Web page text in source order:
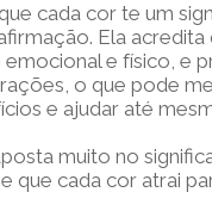
cada cor te um
Ela acredita
e físico, e
o que pode
e ajudar até
muito no
que cada cor atrai